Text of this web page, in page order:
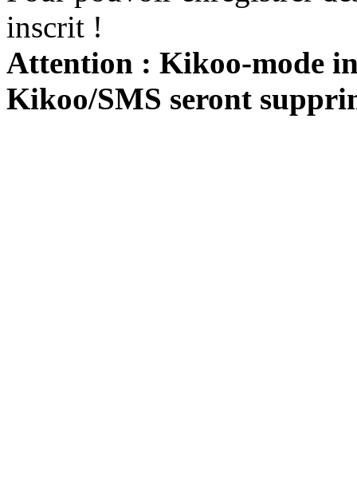
inscrit !
Attention : Kikoo-mode
Kikoo/SMS seront